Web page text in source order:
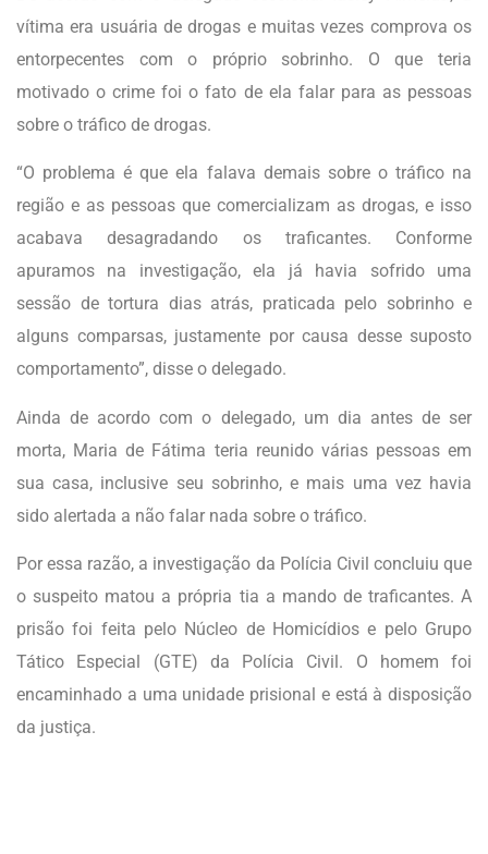
vítima era usuária de drogas e muitas vezes comprova os
entorpecentes com o próprio sobrinho. O que teria
motivado o crime foi o fato de ela falar para as pessoas
sobre o tráfico de drogas.
“O problema é que ela falava demais sobre o tráfico na
região e as pessoas que comercializam as drogas, e isso
acabava desagradando os traficantes. Conforme
apuramos na investigação, ela já havia sofrido uma
sessão de tortura dias atrás, praticada pelo sobrinho e
alguns comparsas, justamente por causa desse suposto
comportamento”, disse o delegado.
Ainda de acordo com o delegado, um dia antes de ser
morta, Maria de Fátima teria reunido várias pessoas em
sua casa, inclusive seu sobrinho, e mais uma vez havia
sido alertada a não falar nada sobre o tráfico.
Por essa razão, a investigação da Polícia Civil concluiu que
o suspeito matou a própria tia a mando de traficantes. A
prisão foi feita pelo Núcleo de Homicídios e pelo Grupo
Tático Especial (GTE) da Polícia Civil. O homem foi
encaminhado a uma unidade prisional e está à disposição
da justiça.